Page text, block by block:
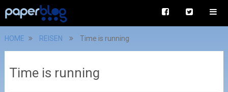
HOME REISEN Time is running
Time is running